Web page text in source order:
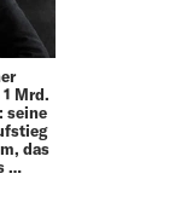
Mrd.
seine
das
…